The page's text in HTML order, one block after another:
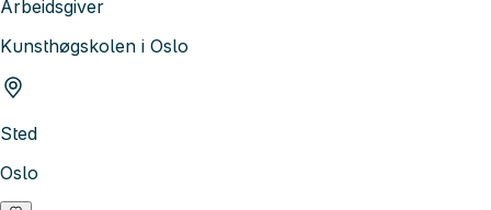
Arbeidsgiver
Kunsthøgskolen i Oslo
Sted
Oslo